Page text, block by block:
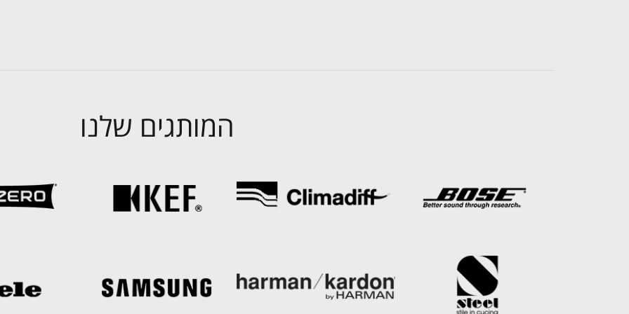
המותגים שלנו